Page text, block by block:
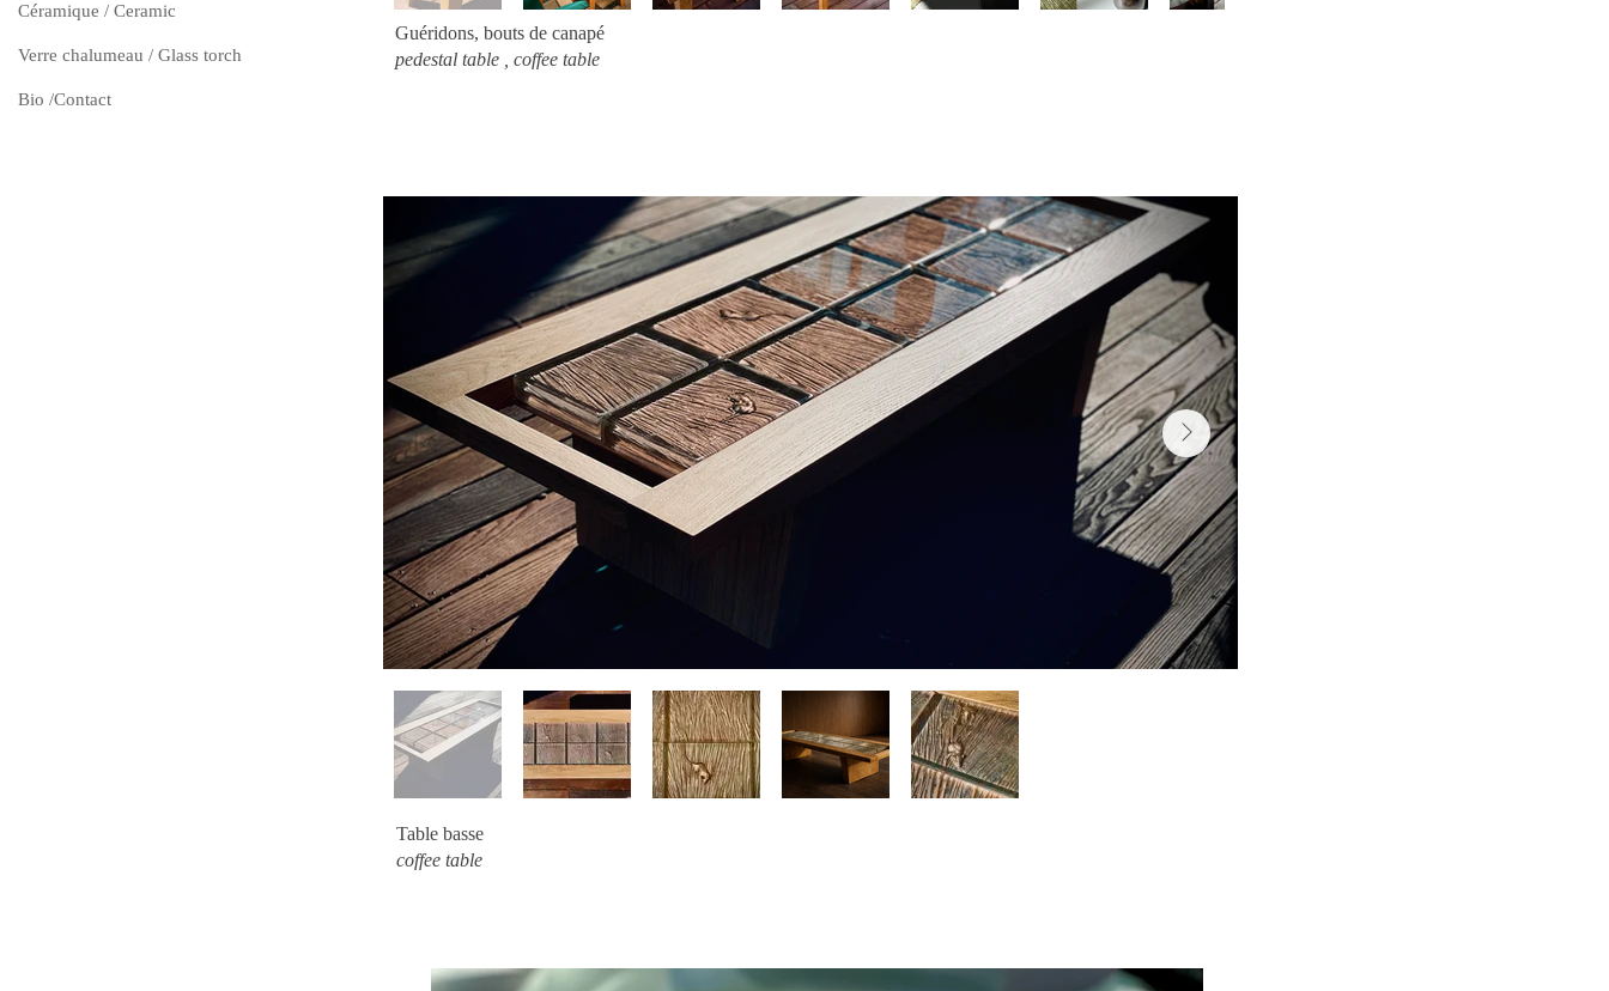
Céramique / Ceramic
Verre chalumeau / Glass torch
Bio /Contact
Guéridons, bouts de canapé
pedestal table , coffee table
Table basse
coffee table